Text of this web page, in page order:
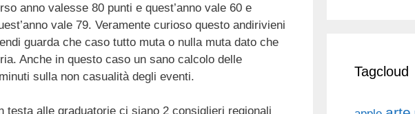
anno valesse 80 punti e quest’anno vale 60 e
vale 79. Veramente curioso questo andirivieni
guarda che caso tutto muta o nulla muta dato che
Anche in questo caso un sano calcolo delle
sulla non casualità degli eventi.
alle graduatorie ci siano 2 consiglieri regionali
Tagcloud